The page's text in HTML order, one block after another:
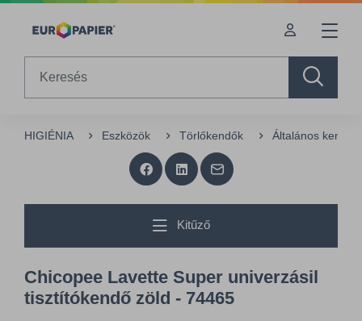
Table Of Content
HIGIÉNIA Eszközök Törlőkendők Általános kendők
Kitűző
Chicopee Lavette Super univerzásil
tisztítókendő zöld - 74465